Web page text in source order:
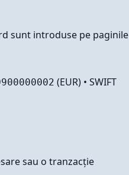
sunt introduse pe paginile
(EUR) • SWIFT
sau o tranzacție